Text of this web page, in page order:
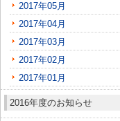
2017年05月
2017年04月
2017年03月
2017年02月
2017年01月
2016年度のお知らせ